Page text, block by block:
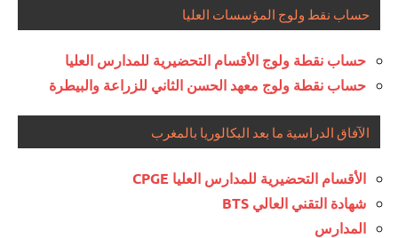
حساب نقط ولوج المؤسسات العليا
حساب نقطة ولوج الأقسام التحضيرية للمدارس العليا
حساب نقطة ولوج معهد الحسن الثاني للزراعة والبيطرة
الآفاق الدراسية ما بعد البكالوريا بالمغرب
الأقسام التحضيرية للمدارس العليا CPGE
شهادة التقني العالي BTS
المدارس